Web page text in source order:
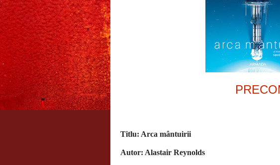
Titlu: Arca mântuirii
Autor: Alastair Reynolds